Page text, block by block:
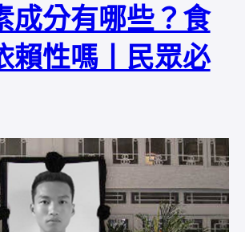
成分有哪些？食
賴性嗎丨民眾必